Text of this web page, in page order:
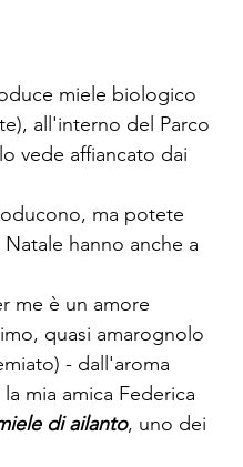
miele biologico
all'interno del Parco
vede affiancato dai
ma potete
hanno anche a
me è un amore
quasi amarognolo
- dall'aroma
mia amica Federica
di ailanto, uno dei